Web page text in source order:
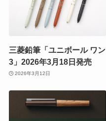
三菱鉛筆「ユニボール ワン
3」2026年3月18日発売
2026年3月12日